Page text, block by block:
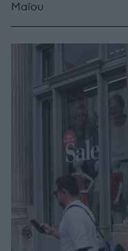
Μαΐου